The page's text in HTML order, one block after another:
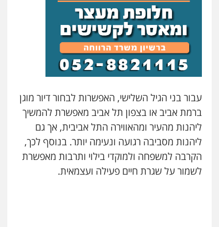
עבור בני הגיל השלישי, האפשרות לבחור דיור מוגן
ברמת אביב או בצפון תל אביב מאפשרת להמשיך
ליהנות מהעיר ומהאווירה התל אביבית, אך גם
ליהנות מסביבה רגועה ונעימה יותר. בנוסף לכך,
הקרבה למשפחה ולמוקדי בילוי ותרבות מאפשרת
לשמור על שגרת חיים פעילה ועצמאית.